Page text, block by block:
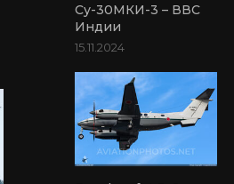
Су-30МКИ-3 – ВВС
Индии
15.11.2024